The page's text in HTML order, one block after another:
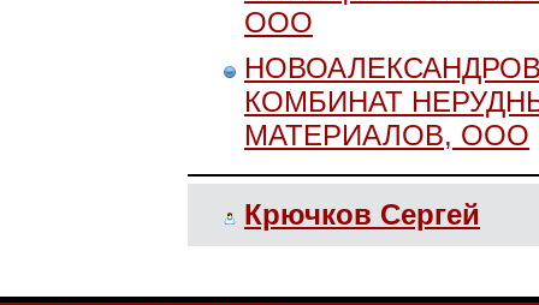
ООО
КОМБИНАТ
МАТЕРИАЛОВ, ООО
Крючков Сергей